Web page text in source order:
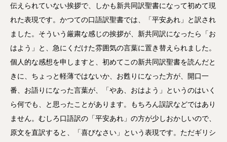
伝えられていない挨拶で、しかも新共同訳聖書になって初めて現
れた表現です。かつての口語訳聖書では、「平安あれ」と訳され
ました。そういう厳粛な感じの挨拶が、新共同訳になったら「お
はよう」と、急にくだけた雰囲気の言葉に置き替えられました。
個人的な感想を申しますと、初めてこの新共同訳聖書を読んだと
きに、ちょっと軽薄ではないか、お甦りになった方が、開口一
番、お語りになった言葉が、「やあ、おはよう」というのはいく
ら何でも、と思ったことがあります。もちろん誤訳などではあり
ません。むしろ口語訳の「平安あれ」の方が少しおかしいので、
原文を直訳すると、「喜びなさい」という表現です。ただギリシ